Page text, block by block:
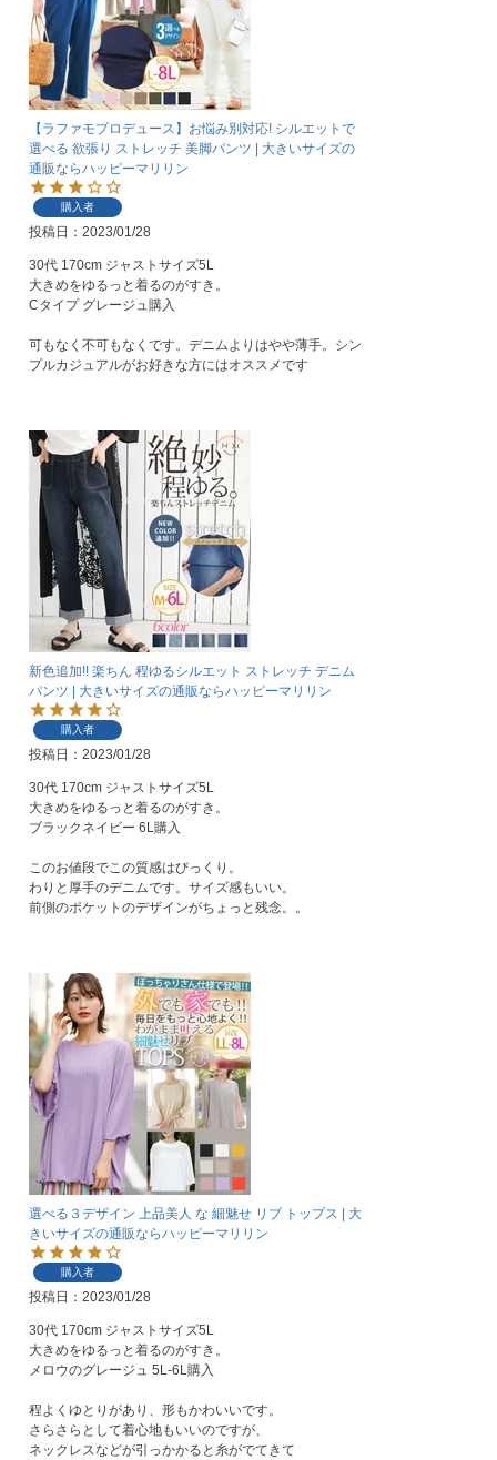
【ラファモプロデュース】お悩み別対応! シルエットで
選べる 欲張り ストレッチ 美脚パンツ | 大きいサイズの
通販ならハッピーマリリン
購入者
投稿日 2023/01/28
30代 170cm ジャストサイズ5L
大きめをゆるっと着るのがすき。
Cタイプ グレージュ購入
可もなく不可もなくです。デニムよりはやや薄手。シン
プルカジュアルがお好きな方にはオススメです
新色追加!! 楽ちん 程ゆるシルエット ストレッチ デニム
パンツ | 大きいサイズの通販ならハッピーマリリン
購入者
投稿日 2023/01/28
30代 170cm ジャストサイズ5L
大きめをゆるっと着るのがすき。
ブラックネイビー 6L購入
このお値段でこの質感はびっくり。
わりと厚手のデニムです。サイズ感もいい。
前側のポケットのデザインがちょっと残念。。
選べる３デザイン 上品美人 な 細魅せ リブ トップス | 大
きいサイズの通販ならハッピーマリリン
購入者
投稿日 2023/01/28
30代 170cm ジャストサイズ5L
大きめをゆるっと着るのがすき。
メロウのグレージュ 5L-6L購入
程よくゆとりがあり、形もかわいいです。
さらさらとして着心地もいいのですが、
ネックレスなどが引っかかると糸がでてきて